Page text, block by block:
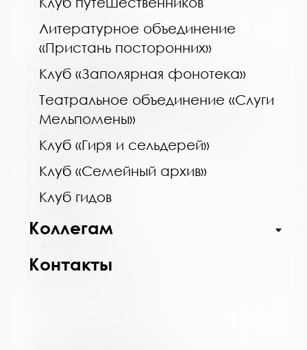
Литературное объединение
«Пристань посторонних»
Клуб «Заполярная фонотека»
Театральное объединение «Слуги
Мельпомены»
Клуб «Гиря и сельдерей»
Клуб «Семейный архив»
Клуб гидов
Коллегам
Контакты
http://kolabiblio.ru/
Мурмашинская городская библиотека
Сокращенное название:
МБУК Мурмашинская городская библиотека
184355
Город:
п. Мурмаши
Улица, дом:
Энергетиков, 7
8(81553) 6-36-69